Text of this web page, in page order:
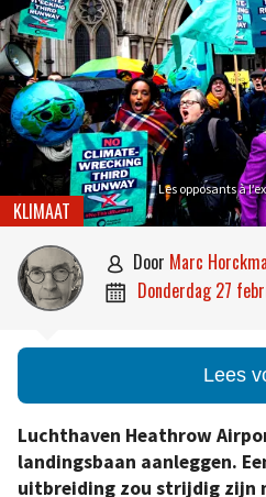
Les opposants à
KLIMAAT
 door Marc
 donderdag 27
Lees
Luchthaven Heathrow
landingsbaan aanleggen.
uitbreiding zou strijdig zijn